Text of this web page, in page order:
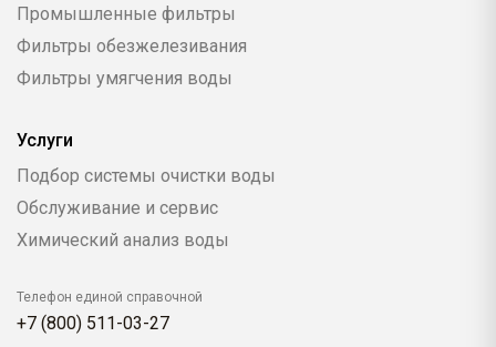
Промышленные фильтры
Фильтры обезжелезивания
Фильтры умягчения воды
Услуги
Подбор системы очистки воды
Обслуживание и сервис
Химический анализ воды
Телефон единой справочной
+7 (800) 511-03-27